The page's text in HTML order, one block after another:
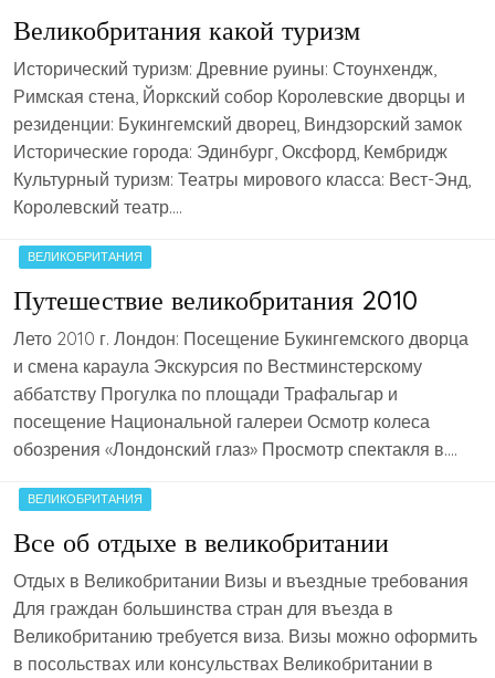
Великобритания какой туризм
Исторический туризм: Древние руины: Стоунхендж,
Римская стена, Йоркский собор Королевские дворцы и
резиденции: Букингемский дворец, Виндзорский замок
Исторические города: Эдинбург, Оксфорд, Кембридж
Культурный туризм: Театры мирового класса: Вест-Энд,
Королевский театр….
ВЕЛИКОБРИТАНИЯ
Путешествие великобритания 2010
Лето 2010 г. Лондон: Посещение Букингемского дворца
и смена караула Экскурсия по Вестминстерскому
аббатству Прогулка по площади Трафальгар и
посещение Национальной галереи Осмотр колеса
обозрения «Лондонский глаз» Просмотр спектакля в….
ВЕЛИКОБРИТАНИЯ
Все об отдыхе в великобритании
Отдых в Великобритании Визы и въездные требования
Для граждан большинства стран для въезда в
Великобританию требуется виза. Визы можно оформить
в посольствах или консульствах Великобритании в